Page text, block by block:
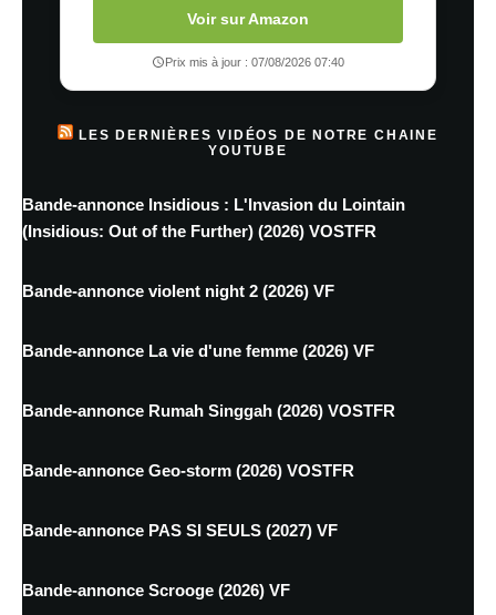
Voir sur Amazon
Prix mis à jour : 07/08/2026 07:40
LES DERNIÈRES VIDÉOS DE NOTRE CHAINE
YOUTUBE
Bande-annonce Insidious : L'Invasion du Lointain
(Insidious: Out of the Further) (2026) VOSTFR
Bande-annonce violent night 2 (2026) VF
Bande-annonce La vie d'une femme (2026) VF
Bande-annonce Rumah Singgah (2026) VOSTFR
Bande-annonce Geo-storm (2026) VOSTFR
Bande-annonce PAS SI SEULS (2027) VF
Bande-annonce Scrooge (2026) VF